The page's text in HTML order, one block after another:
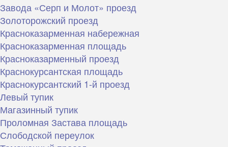
Завода «Серп и Молот» проезд
Золоторожский проезд
Красноказарменная набережная
Красноказарменная площадь
Красноказарменный проезд
Краснокурсантская площадь
Краснокурсантский 1-й проезд
Левый тупик
Магазинный тупик
Проломная Застава площадь
Слободской переулок